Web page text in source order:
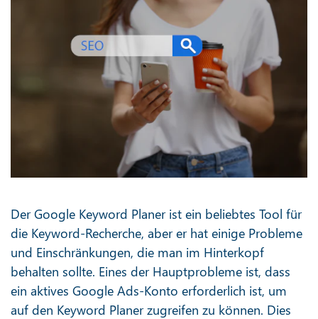
Der Google Keyword Planer ist ein beliebtes Tool für
die Keyword-Recherche, aber er hat einige Probleme
und Einschränkungen, die man im Hinterkopf
behalten sollte. Eines der Hauptprobleme ist, dass
ein aktives Google Ads-Konto erforderlich ist, um
auf den Keyword Planer zugreifen zu können. Dies